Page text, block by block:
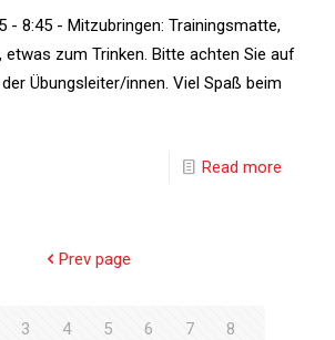
- 8:45 - Mitzubringen: Trainingsmatte,
etwas zum Trinken. Bitte achten Sie auf
Übungsleiter/innen. Viel Spaß beim
Read more
Prev page
3 4 5 6 7
8